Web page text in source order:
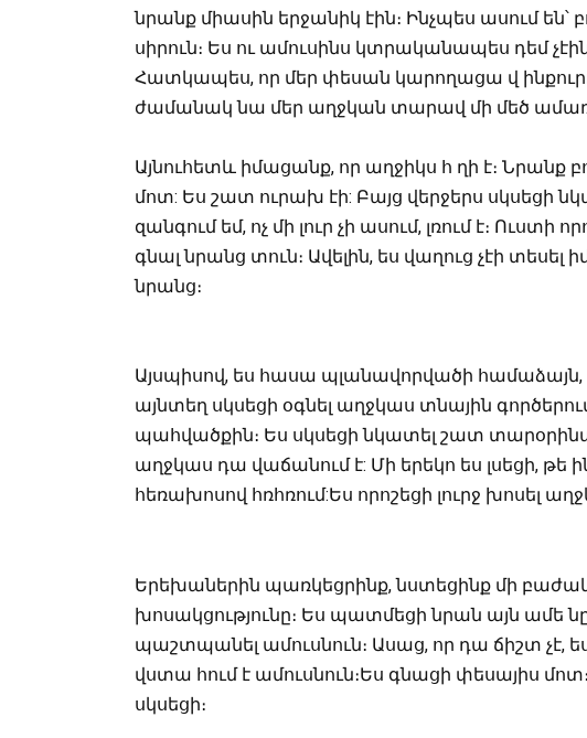
նրանք միասին երջանիկ էին։ Ինչպես ասում են՝
սիրուն։ Ես ու ամուսինս կտրականապես դեմ
Հատկապես, որ մեր փեսան կարողացա վ
ժամանակ նա մեր աղջկան տարավ մի մեծ
Այնուհետև իմացանք, որ աղջիկս հ ղի է։ Նրանք
մոտ: Ես շատ ուրախ էի: Բայց վերջերս սկսեցի
զանգում եմ, ոչ մի լուր չի ասում, լռում է։
գնալ նրանց տուն։ Ավելին, ես վաղուց չէի տեսել
նրանց։
Այսպիսով, ես հասա պլանավորվածի
այնտեղ սկսեցի օգնել աղջկաս տնային
պահվածքին։ Ես սկսեցի նկատել շատ
աղջկաս դա վաճանում է: Մի երեկո ես լսեցի, թե
հեռախոսով հռհռում:Ես որոշեցի լուրջ խոսել
Երեխաներին պառկեցրինք, նստեցինք մի բաժակ
խոսակցությունը։ Ես պատմեցի նրան այն ամե նը,
պաշտպանել ամուսնուն։ Ասաց, որ դա ճիշտ չէ,
վստա հում է ամուսնուն։Ես գնացի փեսայիս
սկսեցի։